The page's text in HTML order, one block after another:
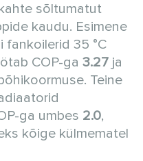
sõltumatut
kaudu. Esimene
35 °C
COP-ga 3.27 ja
Teine
ga umbes 2.0,
kõige külmematel